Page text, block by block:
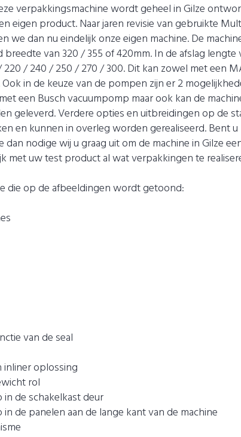
verpakkingsmachine wordt geheel in Gilze
eigen product. Naar jaren revisie van gebruikte
we dan nu eindelijk onze eigen machine. De
van 320 / 355 of 420mm. In de afslag lengte
/ 240 / 250 / 270 / 300. Dit kan zowel met een
in de keuze van de pompen zijn er 2
een Busch vacuumpomp maar ook kan de
geleverd. Verdere opties en uitbreidingen op de
en kunnen in overleg worden gerealiseerd. Bent u
nodige wij u graag uit om de machine in Gilze
met uw test product al wat verpakkingen te
die op de afbeeldingen wordt getoond:
van de seal
oplossing
rol
de schakelkast deur
de panelen aan de lange kant van de machine